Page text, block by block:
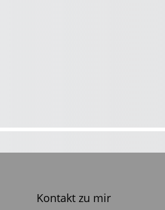
Kontakt zu mir